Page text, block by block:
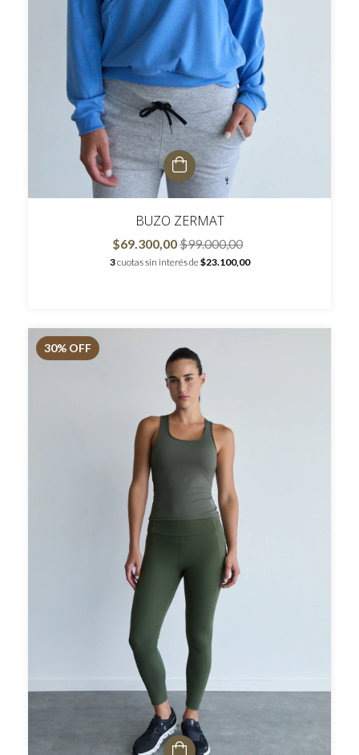
BUZO ZERMAT
$69.300,00$99.000,00
3cuotas sin interés de$23.100,00
30% OFF